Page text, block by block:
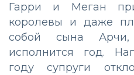
Гарри и Меган
королевы и даже
собой сына
исполнится год.
году супруги